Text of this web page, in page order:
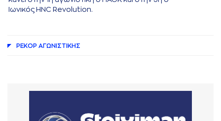
Ιωνικός HNC Revolution.
ΡΕΚΟΡ AΓΩΝΙΣΤΙΚΗΣ